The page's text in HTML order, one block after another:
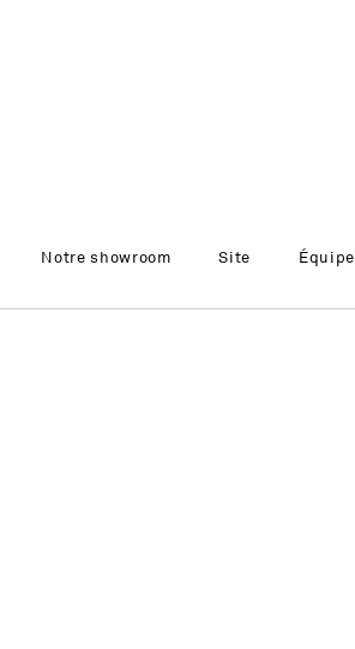
Notre showroom Site Équipe